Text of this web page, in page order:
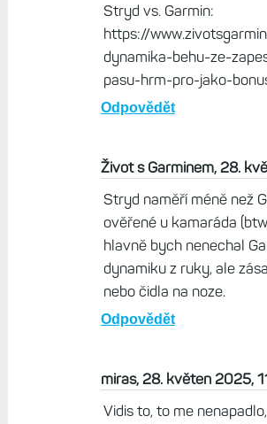
Stryd vs. Garmin:
https://
dynamika-behu-ze-
pasu-hrm-pro-jako-
Odpovědět
Život s Garminem, 28.
Stryd naměří méně než
ověřené u kamaráda
hlavně bych nenechal
dynamiku z ruky, ale
nebo čidla na noze.
Odpovědět
miras, 28. květen 2025,
Vidis to, to me